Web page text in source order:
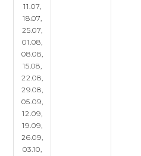
11.07,
18.07,
25.07,
01.08,
08.08,
15.08,
22.08,
29.08,
05.09,
12.09,
19.09,
26.09,
03.10,